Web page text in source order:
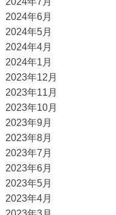
2024年6月
2024年5月
2024年4月
2024年1月
2023年12月
2023年11月
2023年10月
2023年9月
2023年8月
2023年7月
2023年6月
2023年5月
2023年4月